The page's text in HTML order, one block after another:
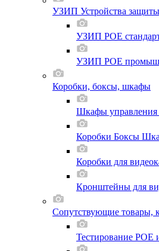
УЗИП Устройства
УЗИП POE
УЗИП POE
Коробки, боксы, шкафы
Шкафы управления
Коробки Боксы
Коробки для
Кронштейны для
Сопутствующие товары,
Тестирование POE